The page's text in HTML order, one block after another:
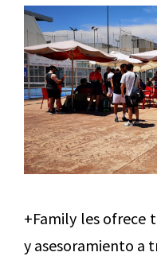
+Family les ofrece
y asesoramiento a